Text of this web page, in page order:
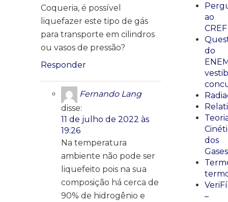
Coqueria, é possível
liquefazer este tipo de gás
para transporte em cilindros
ou vasos de pressão?
Responder
Fernando Lang
disse:
11 de julho de 2022 às
19:26
Na temperatura
ambiente não pode ser
liquefeito pois na sua
composição há cerca de
90% de hidrogênio e
ao
CREF
do
dos
Gases
–